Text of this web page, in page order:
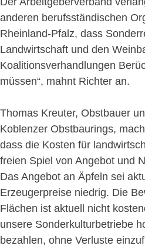
anderen berufsständischen
Rheinland-Pfalz, dass
Landwirtschaft und den
Koalitionsverhandlungen
müssen“, mahnt Richter an.
Thomas Kreuter, Obstbauer
Koblenzer Obstbaurings,
dass die Kosten für
freien Spiel von Angebot und
Das Angebot an Äpfeln sei
Erzeugerpreise niedrig. Die
Flächen ist aktuell nicht
unsere Sonderkulturbetriebe
bezahlen, ohne Verluste